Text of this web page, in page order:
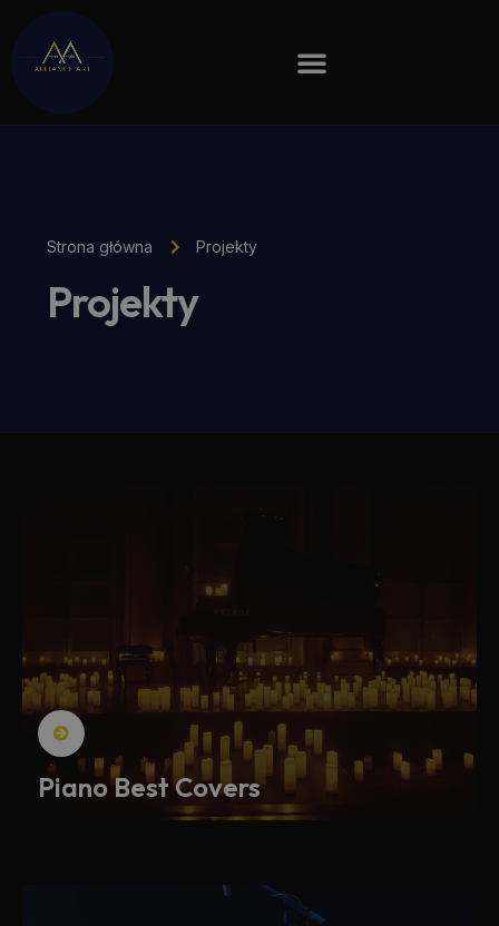
Strona główna Projekty
Projekty
Piano Best Covers